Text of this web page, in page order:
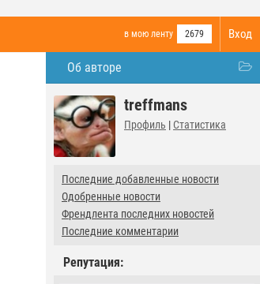
Вход
в мою ленту 2679
Об авторе
treffmans
Профиль | Статистика
Последние добавленные новости
Одобренные новости
Френдлента последних новостей
Последние комментарии
Репутация: